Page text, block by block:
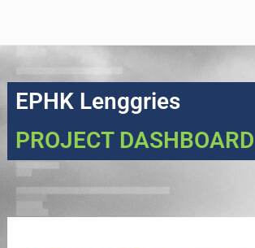
EPHK Lenggries
PROJECT DASHBOARD